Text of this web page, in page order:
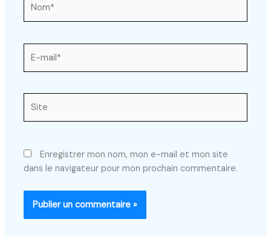
mail*
Enregistrer mon nom, mon e-mail et mon site
dans le navigateur pour mon prochain commentaire.